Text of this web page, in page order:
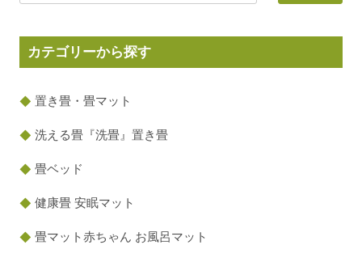
カテゴリーから探す
置き畳・畳マット
洗える畳『洗畳』置き畳
畳ベッド
健康畳 安眠マット
畳マット赤ちゃん お風呂マット